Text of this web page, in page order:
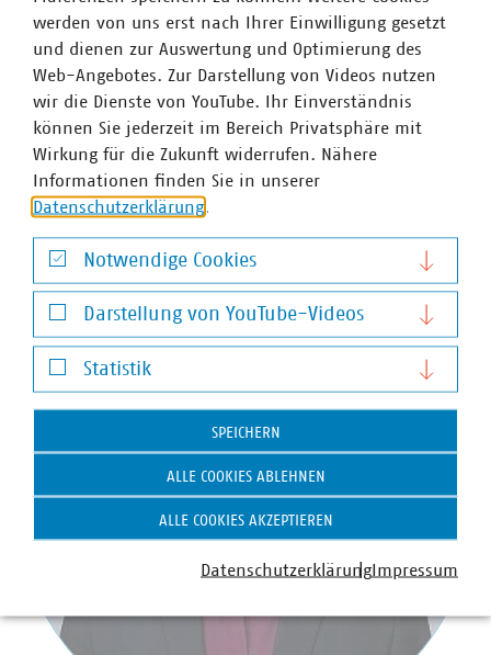
Glasfasernetz anbieten.
Zahlen Daten Fakten 2023
Wir halten Deutschland am Laufen – denn nichts
geschieht, wenn es nicht vor Ort passiert: Unser Beitrag
für heute und morgen: #Daseinsvorsorge. Unsere
Positionen:
www.vku.de
werden von uns erst nach Ihrer Einwilligung gesetzt
und dienen zur Auswertung und Optimierung des
Web-Angebotes. Zur Darstellung von Videos nutzen
wir die Dienste von YouTube. Ihr Einverständnis
können Sie jederzeit im Bereich Privatsphäre mit
Wirkung für die Zukunft widerrufen. Nähere
Informationen finden Sie in unserer
Datenschutzerklärung
Notwendige Cookies
Notwendige Cookies
Darstellung von YouTube-Videos
Darstellung von YouTube-Videos
Statistik
Statistik
SPEICHERN
ALLE COOKIES ABLEHNEN
ALLE COOKIES AKZEPTIEREN
DatenschutzerklärungImpressum